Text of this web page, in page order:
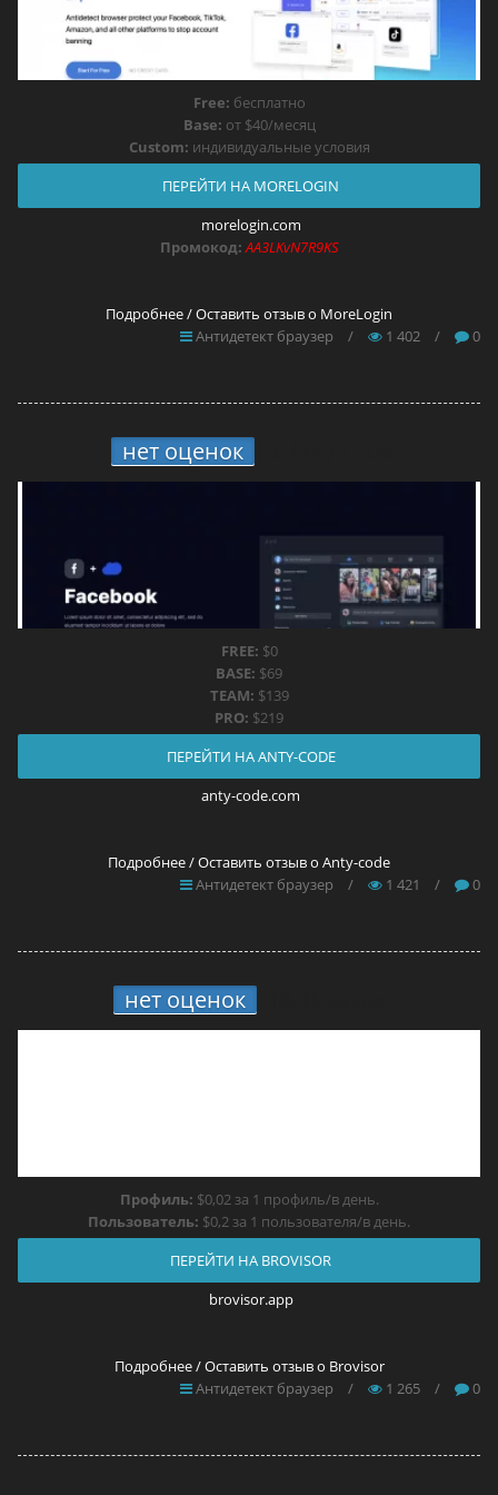
Free: бесплатно
Base: от $40/месяц
Custom: индивидуальные условия
ПЕРЕЙТИ НА MORELOGIN
morelogin.com
Промокод:AA3LKvN7R9KS
Подробнее / Оставить отзыв о MoreLogin
Антидетект браузер
/ 1 402 / 0
нет оценок
FREE: $0
BASE: $69
TEAM: $139
PRO: $219
ПЕРЕЙТИ НА ANTY-CODE
anty-code.com
Подробнее / Оставить отзыв о Anty-code
Антидетект браузер
/ 1 421 / 0
нет оценок
Профиль: $0,02 за 1 профиль/в день.
Пользователь: $0,2 за 1 пользователя/в день.
ПЕРЕЙТИ НА BROVISOR
brovisor.app
Подробнее / Оставить отзыв о Brovisor
Антидетект браузер
/ 1 265 / 0